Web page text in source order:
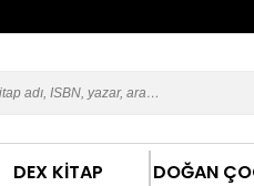
DEX KİTAP DOĞAN